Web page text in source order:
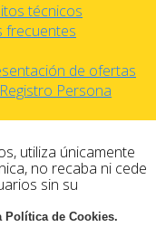
técnicos
frecuentes
de ofertas
Registro Persona
utiliza únicamente
no recaba ni cede
sin su
Política de Cookies.